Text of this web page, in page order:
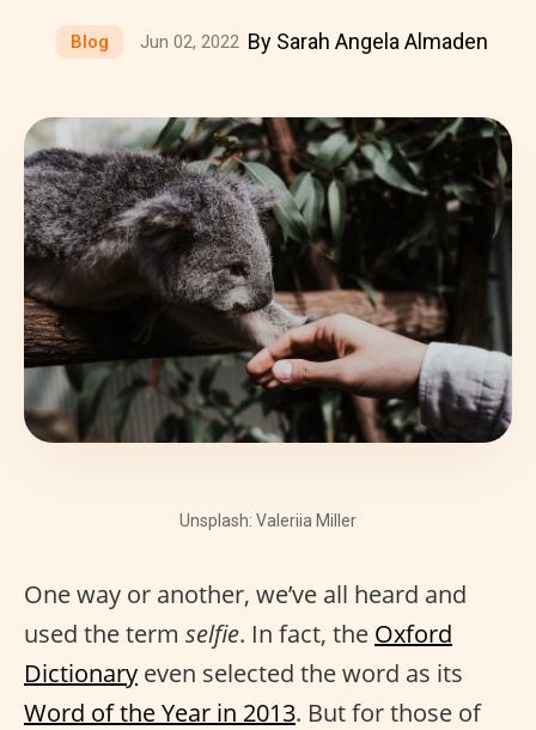
Blog Jun 02, 2022 By Sarah Angela Almaden
Unsplash: Valeriia Miller
One way or another, we’ve all heard and
used the term selfie. In fact, the Oxford
Dictionary even selected the word as its
Word of the Year in 2013. But for those of